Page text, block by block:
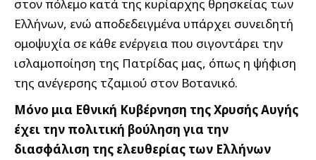
στον πόλεμο κατά της κυρίαρχης θρησκείας των
Ελλήνων, ενώ αποδεδειγμένα υπάρχει συνειδητή
ομοψυχία σε κάθε ενέργεια που σιγοντάρει την
ισλαμοποίηση της Πατρίδας μας, όπως η ψήφιση
της ανέγερσης τζαμιού στον Βοτανικό.
Μόνο μια Εθνική Κυβέρνηση της Χρυσής Αυγής
έχει την πολιτική βούληση για την
διασφάλιση της ελευθερίας των Ελλήνων